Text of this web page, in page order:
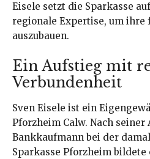
Eisele setzt die Sparkasse
regionale Expertise, um ihre
auszubauen.
Ein Aufstieg mit
Verbundenheit
Sven Eisele ist ein
Pforzheim Calw. Nach seiner
Bankkaufmann bei der
Sparkasse Pforzheim bildete